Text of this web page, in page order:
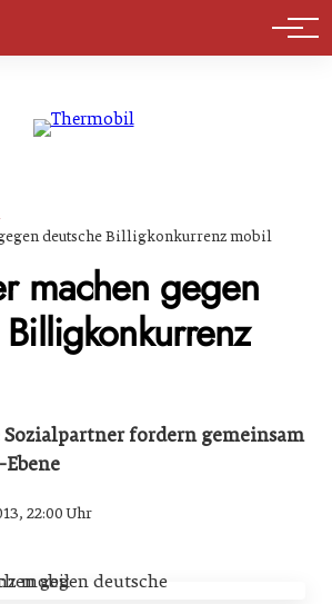
deutsche Billigkonkurrenz mobil
machen gegen
Sozialpartner fordern gemeinsam
22:00 Uhr